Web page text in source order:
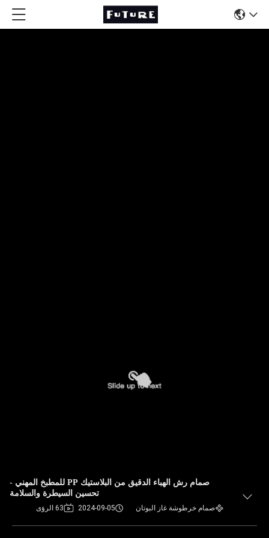
صمام رش الهباء الدقيق من البلاستيك PP للمطبخ المهني -
تحسين السيطرة والسلامة
صمام خرطوشة غاز البوتان 2024-09-05 63 الرؤى